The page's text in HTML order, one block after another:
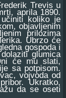
Trevis u
aprila 1890.
koliko je
objavljenim
prilozima
Ubrzo će
gospoda i
glumica
će mu slati,
sa potpisom.
vojvoda od
Ukratko,
da se oseti